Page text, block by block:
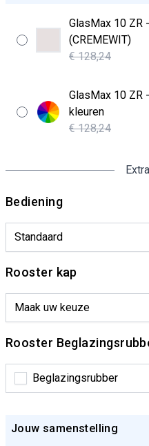
GlasMax 10 ZR
(CREMEWIT)
€ 128,24
GlasMax 10 ZR
kleuren
€ 128,24
Bediening
Rooster kap
Rooster
Beglazingsrubber
Jouw samenstelling